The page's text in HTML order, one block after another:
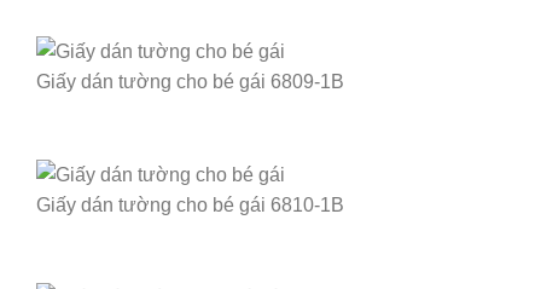
Giấy dán tường cho bé gái 6809-1B
Giấy dán tường cho bé gái 6810-1B